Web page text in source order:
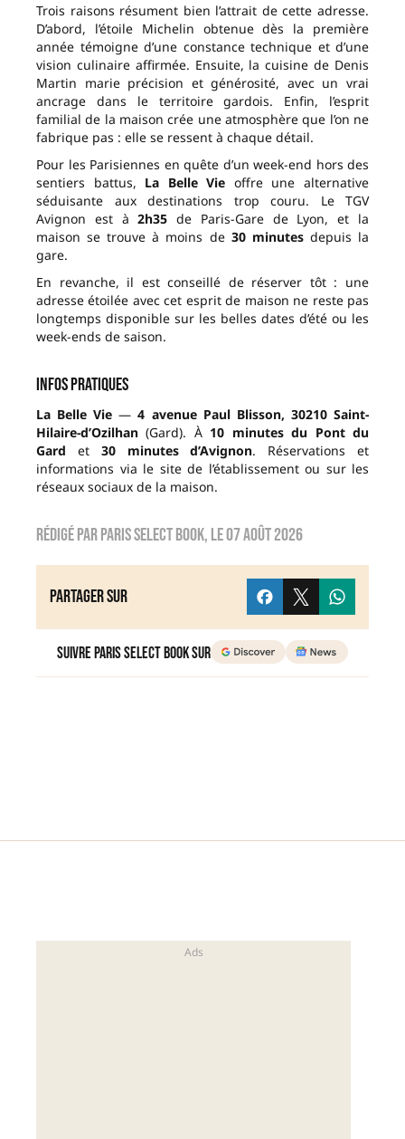
Trois raisons résument bien l’attrait de cette adresse.
D’abord, l’étoile Michelin obtenue dès la première
année témoigne d’une constance technique et d’une
vision culinaire affirmée. Ensuite, la cuisine de Denis
Martin marie précision et générosité, avec un vrai
ancrage dans le territoire gardois. Enfin, l’esprit
familial de la maison crée une atmosphère que l’on ne
fabrique pas : elle se ressent à chaque détail.
Pour les Parisiennes en quête d’un week-end hors des
sentiers battus, La Belle Vie offre une alternative
séduisante aux destinations trop couru. Le TGV
Avignon est à2h35 de Paris-Gare de Lyon, et la
maison se trouve à moins de 30 minutesdepuis la
gare.
En revanche, il est conseillé de réserver tôt : une
adresse étoilée avec cet esprit de maison ne reste pas
longtemps disponible sur les belles dates d’été ou les
week-ends de saison.
Infos pratiques
La Belle Vie —4 avenue Paul Blisson, 30210 Saint-
Hilaire-d’Ozilhan (Gard). À 10 minutes du Pont du
Gard et 30 minutes d’Avignon. Réservations et
informations via le site de l’établissement ou sur les
réseaux sociaux de la maison.
Rédigé parParis Select Book, le07 août 2026
Partager sur
Suivre Paris Select Book sur